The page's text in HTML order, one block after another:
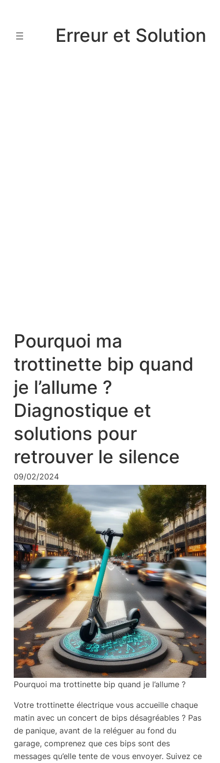
contenu
Erreur et Solution
Pourquoi ma
trottinette bip quand
je l’allume ?
Diagnostique et
solutions pour
retrouver le silence
09/02/2024
Pourquoi ma trottinette bip quand je l’allume ?
Votre trottinette électrique vous accueille chaque
matin avec un concert de bips désagréables ? Pas
de panique, avant de la reléguer au fond du
garage, comprenez que ces bips sont des
messages qu’elle tente de vous envoyer. Suivez ce